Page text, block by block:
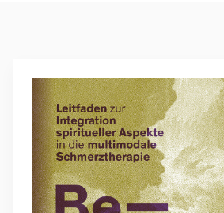
Mehr zu Begleitheft